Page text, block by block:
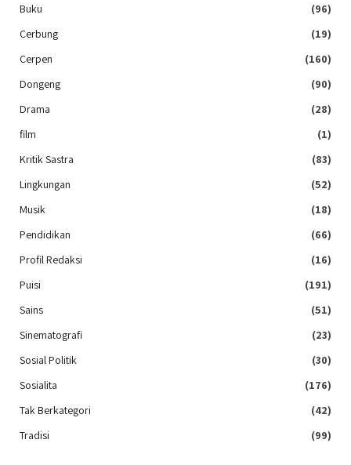
Buku
(96)
Cerbung
(19)
Cerpen
(160)
Dongeng
(90)
Drama
(28)
film
(1)
Kritik Sastra
(83)
Lingkungan
(52)
Musik
(18)
Pendidikan
(66)
Profil Redaksi
(16)
Puisi
(191)
Sains
(51)
Sinematografi
(23)
Sosial Politik
(30)
Sosialita
(176)
Tak Berkategori
(42)
Tradisi
(99)